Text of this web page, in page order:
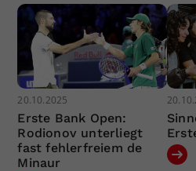
20.10.2025
Erste Bank Open:
Rodionov unterliegt
fast fehlerfreiem de
Minaur